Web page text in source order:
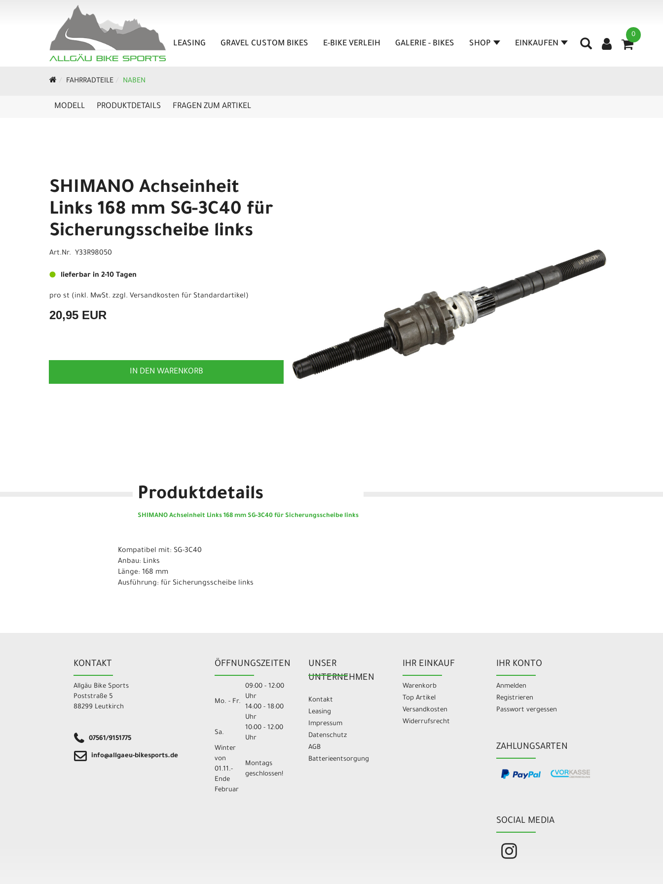
0
LEASING GRAVEL CUSTOM BIKES E-BIKE VERLEIH GALERIE - BIKES SHOP EINKAUFEN
FAHRRADTEILE NABEN
MODELL PRODUKTDETAILS FRAGEN ZUM ARTIKEL
SHIMANO Achseinheit
Links 168 mm SG-3C40 für
Sicherungsscheibe links
Art.Nr. Y33R98050
lieferbar in 2-10 Tagen
pro st (inkl. MwSt. zzgl. Versandkosten für Standardartikel)
20,95 EUR
IN DEN WARENKORB
Produktdetails
SHIMANO Achseinheit Links 168 mm SG-3C40 für Sicherungsscheibe links
Kompatibel mit: SG-3C40
Anbau: Links
Länge: 168 mm
Ausführung: für Sicherungsscheibe links
KONTAKT
Allgäu Bike Sports
Poststraße 5
88299 Leutkirch
07561/9151775
info@allgaeu-bikesports.de
ÖFFNUNGSZEITEN
Mo. - Fr.
09:00 - 12:00
Uhr
14:00 - 18:00
Uhr
Sa.
10:00 - 12:00
Uhr
Winter
von
01.11.-
Ende
Februar
Montags
geschlossen!
UNSER
UNTERNEHMEN
Kontakt
Leasing
Impressum
Datenschutz
AGB
Batterieentsorgung
IHR EINKAUF
Warenkorb
Top Artikel
Versandkosten
Widerrufsrecht
IHR KONTO
Anmelden
Registrieren
Passwort vergessen
ZAHLUNGSARTEN
SOCIAL MEDIA